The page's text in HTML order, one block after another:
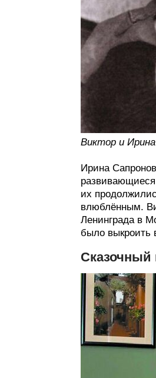
Виктор и
Ирина
их
влюблённым.
Ленинграда в
было выкроить
Сказочный